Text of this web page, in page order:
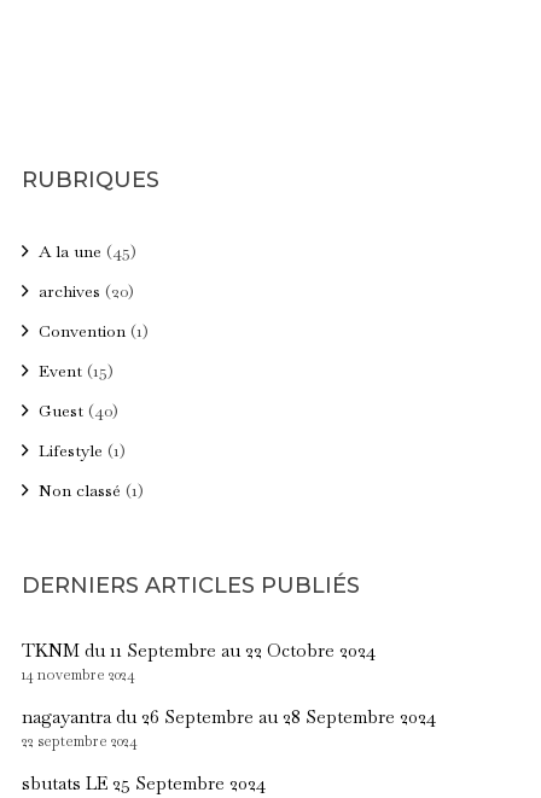
RUBRIQUES
A la une (45)
archives (20)
Convention(1)
Event(15)
Guest(40)
Lifestyle (1)
Non classé (1)
DERNIERS ARTICLES PUBLIÉS
TKNM du 11 Septembre au 22 Octobre 2024
14 novembre 2024
nagayantra du 26 Septembre au 28 Septembre 2024
22 septembre 2024
sbutats LE 25 Septembre 2024